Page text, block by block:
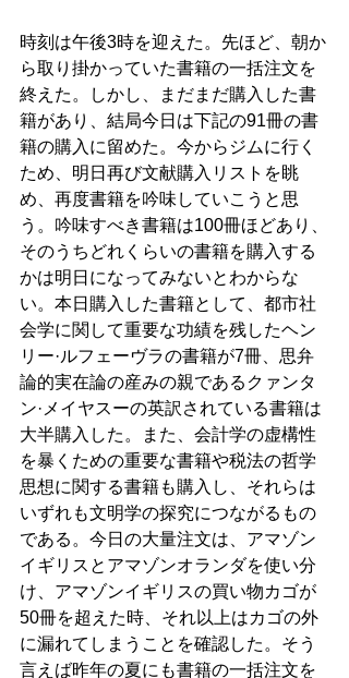
時刻は午後3時を迎えた。先ほど、朝か
ら取り掛かっていた書籍の一括注文を
終えた。しかし、まだまだ購入した書
籍があり、結局今日は下記の91冊の書
籍の購入に留めた。今からジムに行く
ため、明日再び文献購入リストを眺
め、再度書籍を吟味していこうと思
う。吟味すべき書籍は100冊ほどあり、
そのうちどれくらいの書籍を購入する
かは明日になってみないとわからな
い。本日購入した書籍として、都市社
会学に関して重要な功績を残したヘン
リー·ルフェーヴラの書籍が7冊、思弁
論的実在論の産みの親であるクァンタ
ン·メイヤスーの英訳されている書籍は
大半購入した。また、会計学の虚構性
を暴くための重要な書籍や税法の哲学
思想に関する書籍も購入し、それらは
いずれも文明学の探究につながるもの
である。今日の大量注文は、アマゾン
イギリスとアマゾンオランダを使い分
け、アマゾンイギリスの買い物カゴが
50冊を超えた時、それ以上はカゴの外
に漏れてしまうことを確認した。そう
言えば昨年の夏にも書籍の一括注文を